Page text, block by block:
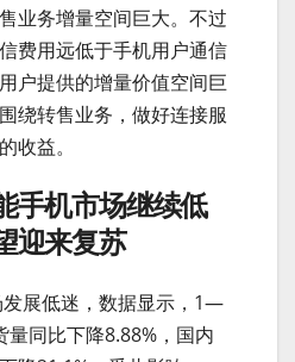
业务增量空间巨大。不过
费用远低于手机用户通信
户提供的增量价值空间巨
绕转售业务，做好连接服
收益。
手机市场继续低
迎来复苏
展低迷，数据显示，1—
同比下降8.88%，国内